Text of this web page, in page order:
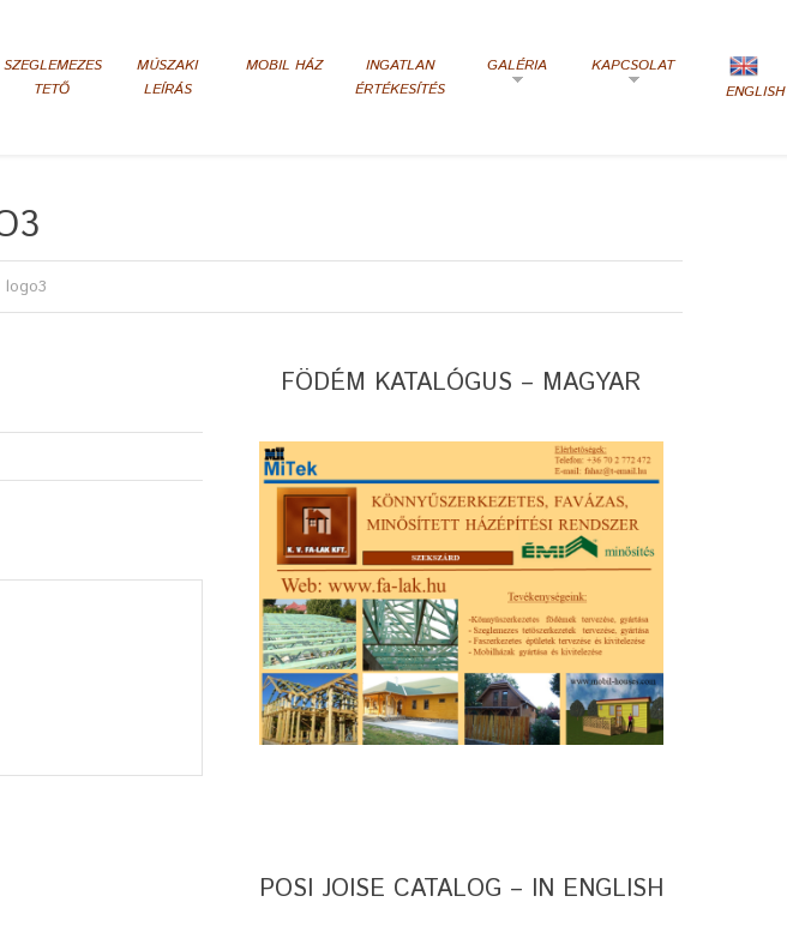
SZEGLEMEZES
TETŐ
MÚSZAKI
LEÍRÁS
MOBIL HÁZ
INGATLAN
ÉRTÉKESÍTÉS
GALÉRIA
KAPCSOLAT
ENGLISH
logo3
FÖDÉM KATALÓGUS – MAGYAR
POSI JOISE CATALOG – IN ENGLISH